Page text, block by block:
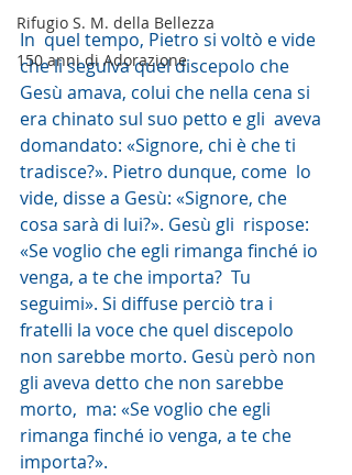
Rifugio S. M. della Bellezza
150 anni di Adorazione
In  quel tempo, Pietro si voltò e vide
che li seguiva quel discepolo che
Gesù amava, colui che nella cena si
era chinato sul suo petto e gli  aveva
domandato: «Signore, chi è che ti
tradisce?». Pietro dunque, come  lo
vide, disse a Gesù: «Signore, che
cosa sarà di lui?». Gesù gli  rispose:
«Se voglio che egli rimanga finché io
venga, a te che importa?  Tu
seguimi». Si diffuse perciò tra i
fratelli la voce che quel discepolo
non sarebbe morto. Gesù però non
gli aveva detto che non sarebbe
morto,  ma: «Se voglio che egli
rimanga finché io venga, a te che
importa?».